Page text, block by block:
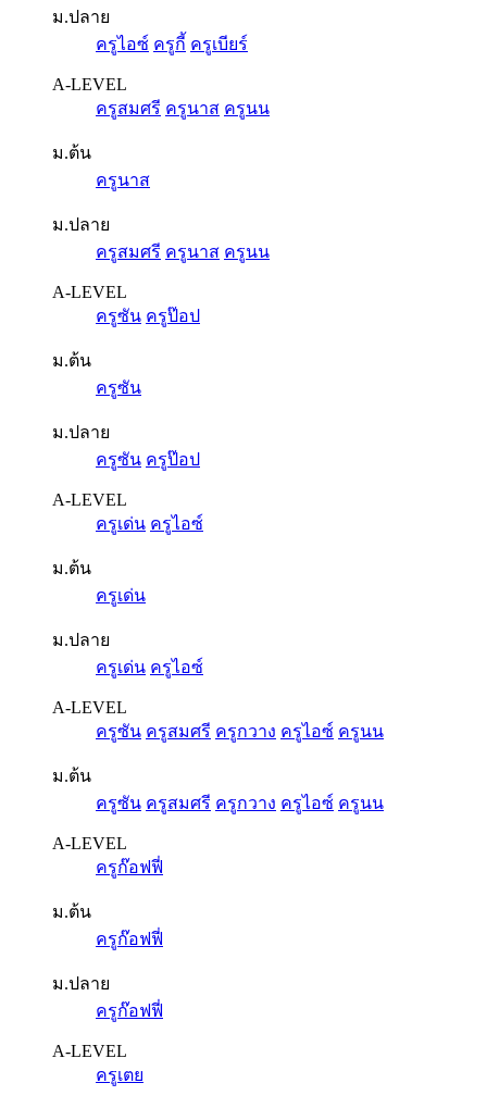
ม.ปลาย
ครูไอซ์ ครูกี้ ครูเบียร์
A-LEVEL
ครูสมศรี ครูนาส ครูนน
ม.ต้น
ครูนาส
ม.ปลาย
ครูสมศรี ครูนาส ครูนน
A-LEVEL
ครูซัน ครูป๊อป
ม.ต้น
ครูซัน
ม.ปลาย
ครูซัน ครูป๊อป
A-LEVEL
ครูเด่น ครูไอซ์
ม.ต้น
ครูเด่น
ม.ปลาย
ครูเด่น ครูไอซ์
A-LEVEL
ครูซัน ครูสมศรี ครูกวาง ครูไอซ์ ครูนน
ม.ต้น
ครูซัน ครูสมศรี ครูกวาง ครูไอซ์ ครูนน
A-LEVEL
ครูก๊อฟฟี่
ม.ต้น
ครูก๊อฟฟี่
ม.ปลาย
ครูก๊อฟฟี่
A-LEVEL
ครูเตย